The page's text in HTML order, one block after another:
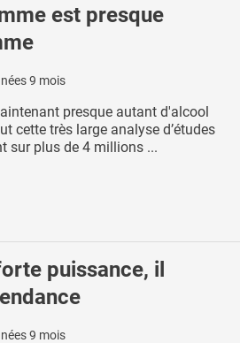
est presque
9 mois
presque autant d'alcool
cette très large analyse d’études
sur plus de 4 millions ...
puissance, il
9 mois